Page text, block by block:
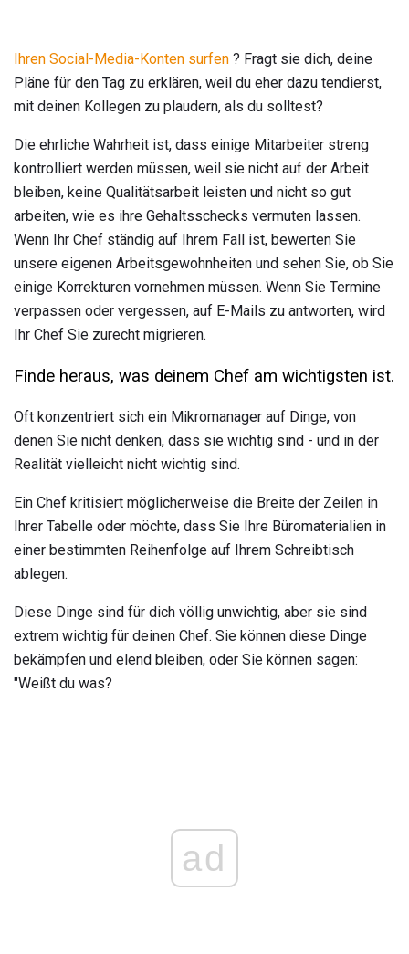
Ihren Social-Media-Konten surfen ? Fragt sie dich, deine
Pläne für den Tag zu erklären, weil du eher dazu tendierst,
mit deinen Kollegen zu plaudern, als du solltest?
Die ehrliche Wahrheit ist, dass einige Mitarbeiter streng
kontrolliert werden müssen, weil sie nicht auf der Arbeit
bleiben, keine Qualitätsarbeit leisten und nicht so gut
arbeiten, wie es ihre Gehaltsschecks vermuten lassen.
Wenn Ihr Chef ständig auf Ihrem Fall ist, bewerten Sie
unsere eigenen Arbeitsgewohnheiten und sehen Sie, ob Sie
einige Korrekturen vornehmen müssen. Wenn Sie Termine
verpassen oder vergessen, auf E-Mails zu antworten, wird
Ihr Chef Sie zurecht migrieren.
Finde heraus, was deinem Chef am wichtigsten ist.
Oft konzentriert sich ein Mikromanager auf Dinge, von
denen Sie nicht denken, dass sie wichtig sind - und in der
Realität vielleicht nicht wichtig sind.
Ein Chef kritisiert möglicherweise die Breite der Zeilen in
Ihrer Tabelle oder möchte, dass Sie Ihre Büromaterialien in
einer bestimmten Reihenfolge auf Ihrem Schreibtisch
ablegen.
Diese Dinge sind für dich völlig unwichtig, aber sie sind
extrem wichtig für deinen Chef. Sie können diese Dinge
bekämpfen und elend bleiben, oder Sie können sagen:
"Weißt du was?
ad